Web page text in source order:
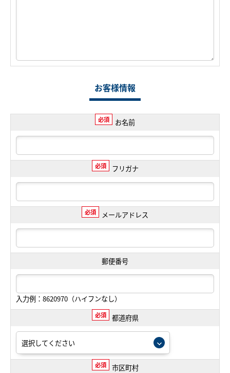
お客様情報
必須 お名前
必須 フリガナ
必須 メールアドレス
郵便番号
入力例：8620970（ハイフンなし）
必須 都道府県
必須 市区町村